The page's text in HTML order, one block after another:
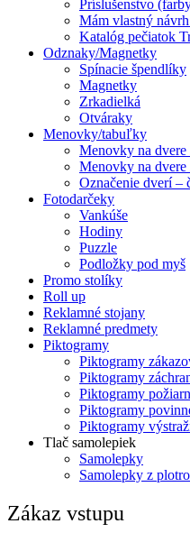
Príslušenstvo
Mám vlastný
Katalóg pečiatok
Odznaky/Magnetky
Spínacie špendlíky
Magnetky
Zrkadielká
Otváraky
Menovky/tabuľky
Menovky na dvere
Menovky na dvere
Označenie dverí –
Fotodarčeky
Vankúše
Hodiny
Puzzle
Podložky pod myš
Promo stolíky
Roll up
Reklamné stojany
Reklamné predmety
Piktogramy
Piktogramy
Piktogramy
Piktogramy
Piktogramy
Piktogramy
Tlač samolepiek
Samolepky
Samolepky z
Zákaz vstupu